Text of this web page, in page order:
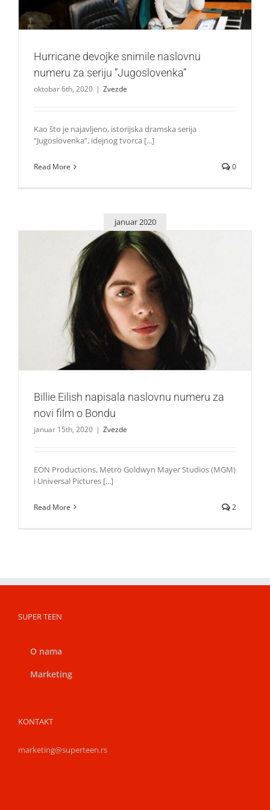
Hurricane devojke snimile naslovnu
numeru za seriju “Jugoslovenka”
oktobar 6th, 2020 | Zvezde
Kao što je najavljeno, istorijska dramska serija
“Jugoslovenka”, idejnog tvorca [...]
Read More 0
januar 2020
Billie Eilish napisala naslovnu numeru za novi film o
Bondu
Zvezde
Billie Eilish napisala naslovnu numeru za
novi film o Bondu
januar 15th, 2020 | Zvezde
EON Productions, Metro Goldwyn Mayer Studios (MGM)
i Universal Pictures [...]
Read More 2
SUPER TEEN
O nama
Marketing
KONTAKT
marketing@superteen.rs